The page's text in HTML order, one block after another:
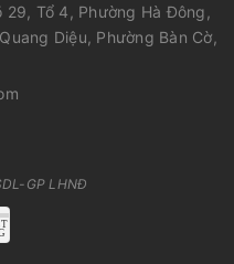
29, Tổ 4, Phường Hà Đông,
Diệu, Phường Bàn Cờ,
GP LHNĐ